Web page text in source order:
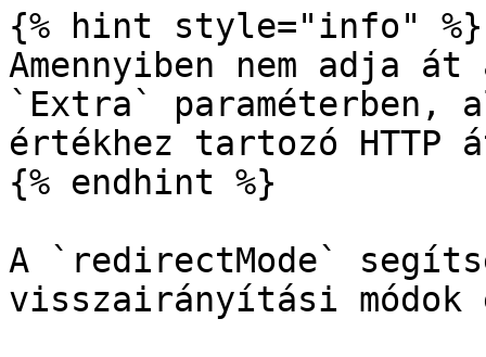
{% hint style="info" %}
Amennyiben nem adja
`Extra` paraméterben,
értékhez tartozó HTTP
{% endhint %}
A `redirectMode`
visszairányítási